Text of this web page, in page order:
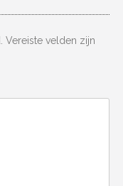
Vereiste velden zijn